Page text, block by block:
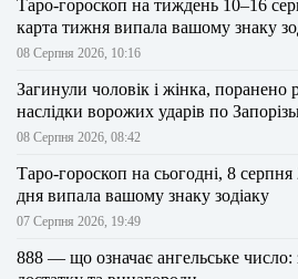
Таро-гороскоп на тиждень 10–16
карта тижня випала вашому знаку
08 Серпня 2026, 10:16
Загинули чоловік і жінка, поранено
наслідки ворожих ударів по
08 Серпня 2026, 08:42
Таро-гороскоп на сьогодні, 8 серпня
дня випала вашому знаку зодіаку
07 Серпня 2026, 19:49
888 — що означає ангельське число: